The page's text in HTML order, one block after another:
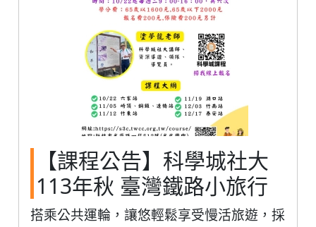
【課程公告】科學城社大
113年秋 臺灣鐵路小旅行
搭乘公共運輪，讓悠輕鬆享受慢活旅遊，採